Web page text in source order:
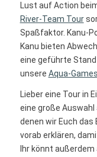
Lust auf Action
River-Team Tour
Spaßfaktor. Kanu-
Kanu bieten
eine geführte
unsere Aqua-
Lieber eine Tour in
eine große Auswahl
denen wir Euch
vorab erklären,
Ihr könnt außerdem